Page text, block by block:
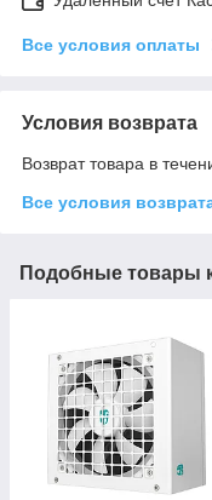
Все условия оплаты
Условия возврата
Возврат товара в
Все условия
Подобные товары